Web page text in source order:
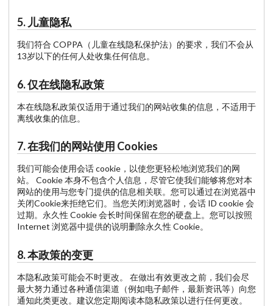
5. 儿童隐私
我们符合 COPPA（儿童在线隐私保护法）的要求，我们不会从
13岁以下的任何人处收集任何信息。
6. 仅在线隐私政策
本在线隐私政策仅适用于通过我们的网站收集的信息，不适用于
离线收集的信息。
7. 在我们的网站使用 Cookies
我们可能会使用会话 cookie，以使您更轻松地浏览我们的网
站。 Cookie 本身不包含个人信息，尽管它使我们能够将您对本
网站的使用与您专门提供的信息相关联。您可以通过在浏览器中
关闭Cookie来拒绝它们。当您关闭浏览器时，会话 ID cookie 会
过期。永久性 Cookie 会长时间保留在您的硬盘上。您可以按照
Internet 浏览器中提供的说明删除永久性 Cookie。
8. 本政策的变更
本隐私政策可能会不时更改。 在做出有效更改之前，我们会尽
最大努力通过各种通信渠道（例如电子邮件，最新资讯等）向您
通知此类更改。建议您定期阅读本隐私政策以进行任何更改。